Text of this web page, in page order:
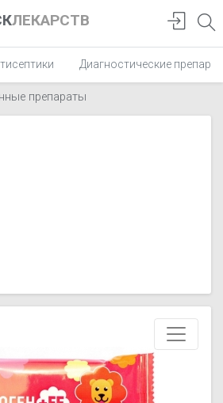
ЛЕКАРСТВ
Диагностические
препараты